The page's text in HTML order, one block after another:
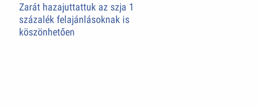
Zarát hazajuttattuk az szja 1
százalék felajánlásoknak is
köszönhetően